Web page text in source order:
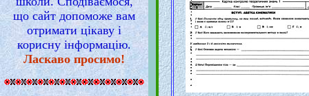
що сайт допоможе вам
отримати цікаву і
корисну інформацію.
Ласкаво просимо!